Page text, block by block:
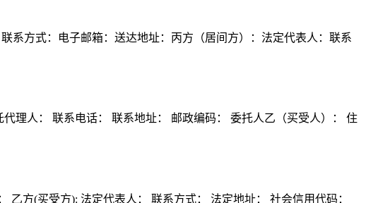
系方式：电子邮箱：送达地址：丙方（居间方）：法定代表人：联系
理人： 联系电话： 联系地址： 邮政编码： 委托人乙（买受人）： 住
方(买受方): 法定代表人： 联系方式： 法定地址： 社会信用代码：